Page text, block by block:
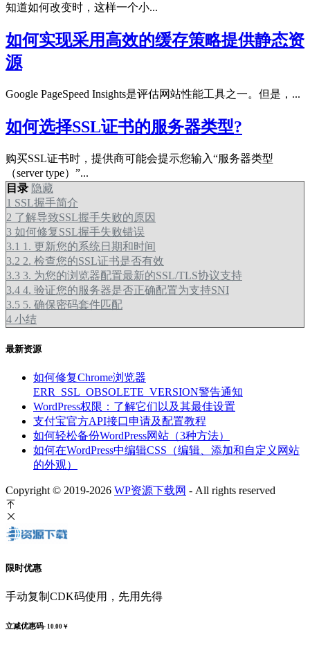
知道如何改变时，这样一个小...
如何实现采用高效的缓存策略提供静态资
源
Google PageSpeed Insights是评估网站性能工具之一。但是，...
如何选择SSL证书的服务器类型?
购买SSL证书时，提供商可能会提示您输入“服务器类型
（server type）”...
目录 隐藏
1 SSL握手简介
2 了解导致SSL握手失败的原因
3 如何修复SSL握手失败错误
3.1 1. 更新您的系统日期和时间
3.2 2. 检查您的SSL证书是否有效
3.3 3. 为您的浏览器配置最新的SSL/TLS协议支持
3.4 4. 验证您的服务器是否正确配置为支持SNI
3.5 5. 确保密码套件匹配
4 小结
最新资源
如何修复Chrome浏览器
ERR_SSL_OBSOLETE_VERSION警告通知
WordPress权限：了解它们以及其最佳设置
支付宝官方API接口申请及配置教程
如何轻松备份WordPress网站（3种方法）
如何在WordPress中编辑CSS（编辑、添加和自定义网站
的外观）
Copyright © 2019-2026 WP资源下载网 - All rights reserved
限时优惠
手动复制CDK码使用，先用先得
立减优惠码- 10.00￥